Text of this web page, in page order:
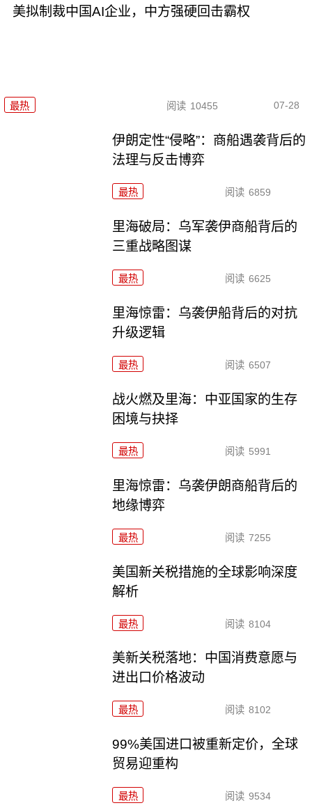
美拟制裁中国AI企业，中方强硬回击霸权
最热 阅读 10455 07-28
伊朗定性“侵略”：商船遇袭背后的
法理与反击博弈
最热 阅读 6859
里海破局：乌军袭伊商船背后的
三重战略图谋
最热 阅读 6625
里海惊雷：乌袭伊船背后的对抗
升级逻辑
最热 阅读 6507
战火燃及里海：中亚国家的生存
困境与抉择
最热 阅读 5991
里海惊雷：乌袭伊朗商船背后的
地缘博弈
最热 阅读 7255
美国新关税措施的全球影响深度
解析
最热 阅读 8104
美新关税落地：中国消费意愿与
进出口价格波动
最热 阅读 8102
99%美国进口被重新定价，全球
贸易迎重构
最热 阅读 9534